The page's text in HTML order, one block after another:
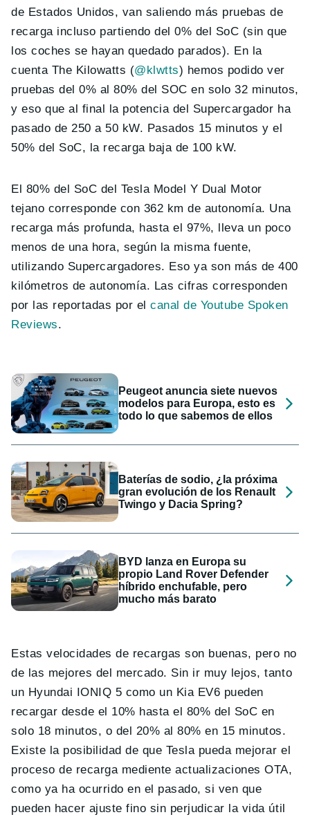
de Estados Unidos, van saliendo más pruebas de
recarga incluso partiendo del 0% del SoC (sin que
los coches se hayan quedado parados). En la
cuenta The Kilowatts (@klwtts) hemos podido ver
pruebas del 0% al 80% del SOC en solo 32 minutos,
y eso que al final la potencia del Supercargador ha
pasado de 250 a 50 kW. Pasados 15 minutos y el
50% del SoC, la recarga baja de 100 kW.
El 80% del SoC del Tesla Model Y Dual Motor
tejano corresponde con 362 km de autonomía. Una
recarga más profunda, hasta el 97%, lleva un poco
menos de una hora, según la misma fuente,
utilizando Supercargadores. Eso ya son más de 400
kilómetros de autonomía. Las cifras corresponden
por las reportadas por elcanal de Youtube Spoken
Reviews.
Peugeot anuncia siete nuevos
modelos para Europa, esto es
todo lo que sabemos de ellos
Baterías de sodio, ¿la próxima
gran evolución de los Renault
Twingo y Dacia Spring?
BYD lanza en Europa su
propio Land Rover Defender
híbrido enchufable, pero
mucho más barato
Estas velocidades de recargas son buenas, pero no
de las mejores del mercado. Sin ir muy lejos, tanto
un Hyundai IONIQ 5 como un Kia EV6 pueden
recargar desde el 10% hasta el 80% del SoC en
solo 18 minutos, o del 20% al 80% en 15 minutos.
Existe la posibilidad de que Tesla pueda mejorar el
proceso de recarga mediente actualizaciones OTA,
como ya ha ocurrido en el pasado, si ven que
pueden hacer ajuste fino sin perjudicar la vida útil